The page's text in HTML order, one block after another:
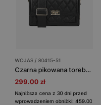
WOJAS / 80415-51
Czarna pikowana torebka skórzana
299.00 zł
Najniższa cena z 30 dni przed
wprowadzeniem obniżki: 459.00